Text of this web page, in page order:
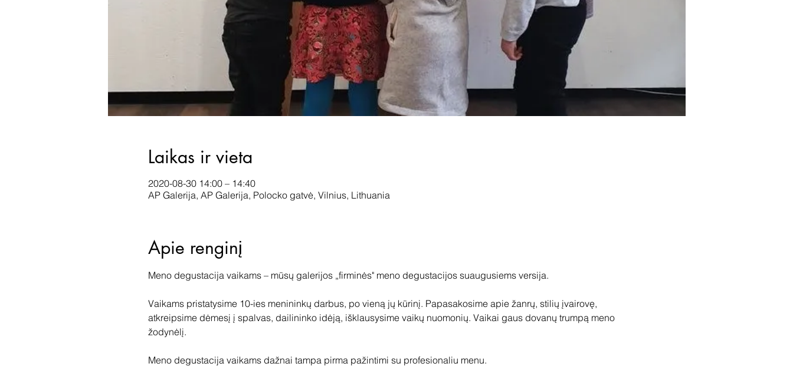
Laikas ir vieta
2020-08-30 14:00 – 14:40
AP Galerija, AP Galerija, Polocko gatvė, Vilnius, Lithuania
Apie renginį
Meno degustacija vaikams – mūsų galerijos „firminės" meno degustacijos suaugusiems versija.
Vaikams pristatysime 10-ies menininkų darbus, po vieną jų kūrinį. Papasakosime apie žanrų, stilių įvairovę,
atkreipsime dėmesį į spalvas, dailininko idėją, išklausysime vaikų nuomonių. Vaikai gaus dovanų trumpą meno
žodynėlį.
Meno degustacija vaikams dažnai tampa pirma pažintimi su profesionaliu menu.